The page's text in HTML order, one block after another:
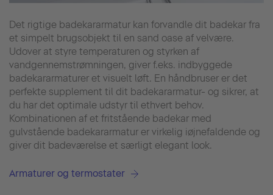
Det rigtige badekararmatur kan forvandle dit badekar fra
et simpelt brugsobjekt til en sand oase af velvære.
Udover at styre temperaturen og styrken af
vandgennemstrømningen, giver f.eks. indbyggede
badekararmaturer et visuelt løft. En håndbruser er det
perfekte supplement til dit badekararmatur- og sikrer, at
du har det optimale udstyr til ethvert behov.
Kombinationen af et fritstående badekar med
gulvstående badekararmatur er virkelig iøjnefaldende og
giver dit badeværelse et særligt elegant look.
Armaturer og termostater